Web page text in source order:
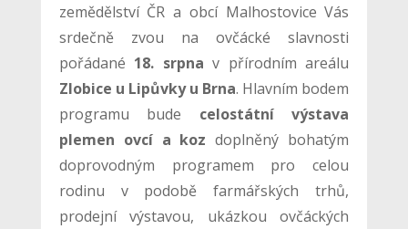
zemědělství ČR a obcí Malhostovice Vás
srdečně zvou na ovčácké slavnosti
pořádané 18. srpna v přírodním areálu
Zlobice u Lipůvky u Brna. Hlavním bodem
programu bude celostátní výstava
plemen ovcí a koz doplněný bohatým
doprovodným programem pro celou
rodinu v podobě farmářských trhů,
prodejní výstavou, ukázkou ovčáckých